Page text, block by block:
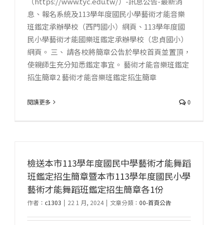
息、報名系統及113學年度國民小學藝術才能音樂
班鑑定承辦學校（西門國小）網頁、113學年度國
民小學藝術才能國樂班鑑定承辦學校（忠貞國小）
網頁。 三、 請各校將簡章公告於學校首頁並置頂，
使親師生充分知悉鑑定事宜。 藝術才能音樂班鑑定
招生簡章2 藝術才能音樂班鑑定招生簡章
閱讀更多 0
檢送本市113學年度國民中學藝術才能舞蹈
班鑑定招生簡章暨本市113學年度國民小學
藝術才能舞蹈班鑑定招生簡章各1份
作者： c1303 | 22 1 月, 2024 | 文章分類： 00-首頁公告